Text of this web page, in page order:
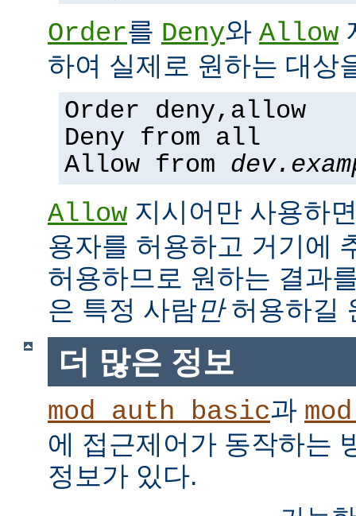
Order를 Deny와 Allow
하여 실제로 원하는 대상
Order deny,allow
Deny from all
Allow from
Allow 지시어만 사용하
용자를 허용하고 거기에
허용하므로 원하는 결과
은 특정 사람만허용하길
더 많은 정보
mod_auth_basic과
에 접근제어가 동작하는
정보가 있다.